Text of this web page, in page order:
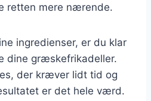
retten mere nærende.
ingredienser, er du klar
dine græskefrikadeller.
der kræver lidt tid og
er det hele værd.